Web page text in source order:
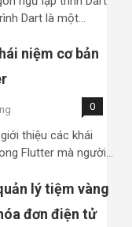
Dart là một…
niệm cơ bản
0
thiệu các khái
Flutter mà người…
lý tiệm vàng
đơn điện tử